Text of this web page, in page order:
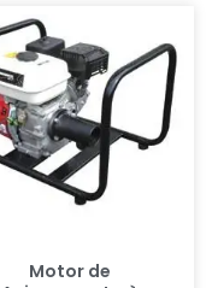
Motor de